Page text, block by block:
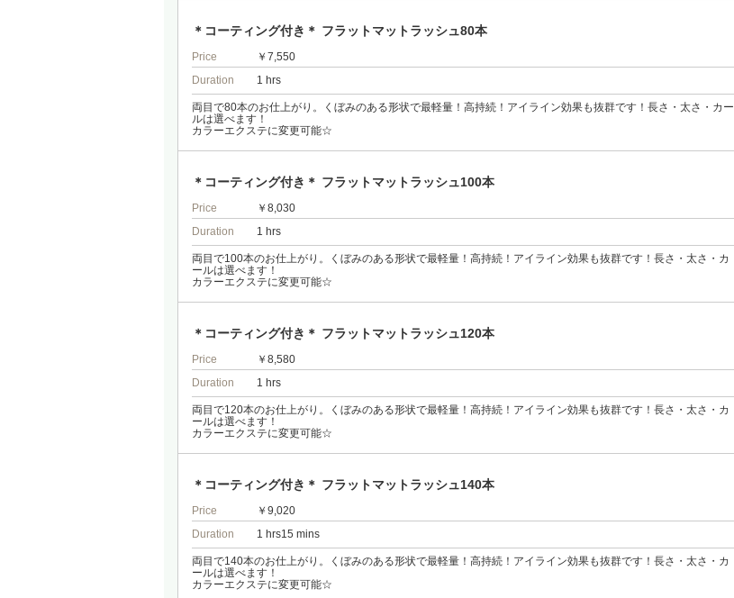
＊コーティング付き＊ フラットマットラッシュ80本
Price
￥7,550
Duration
1 hrs
両目で80本のお仕上がり。くぼみのある形状で最軽量！高持続！アイライン効果も抜群です！長さ・太さ・カー
ルは選べます！
カラーエクステに変更可能☆
＊コーティング付き＊ フラットマットラッシュ100本
Price
￥8,030
Duration
1 hrs
両目で100本のお仕上がり。くぼみのある形状で最軽量！高持続！アイライン効果も抜群です！長さ・太さ・カ
ールは選べます！
カラーエクステに変更可能☆
＊コーティング付き＊ フラットマットラッシュ120本
Price
￥8,580
Duration
1 hrs
両目で120本のお仕上がり。くぼみのある形状で最軽量！高持続！アイライン効果も抜群です！長さ・太さ・カ
ールは選べます！
カラーエクステに変更可能☆
＊コーティング付き＊ フラットマットラッシュ140本
Price
￥9,020
Duration
1 hrs15 mins
両目で140本のお仕上がり。くぼみのある形状で最軽量！高持続！アイライン効果も抜群です！長さ・太さ・カ
ールは選べます！
カラーエクステに変更可能☆